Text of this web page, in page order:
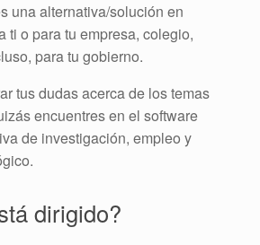
una alternativa/solución en
ti o para tu empresa, colegio,
para tu gobierno.
tus dudas acerca de los temas
encuentres en el software
de investigación, empleo y
dirigido?